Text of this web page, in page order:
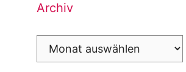
Archiv
Archiv